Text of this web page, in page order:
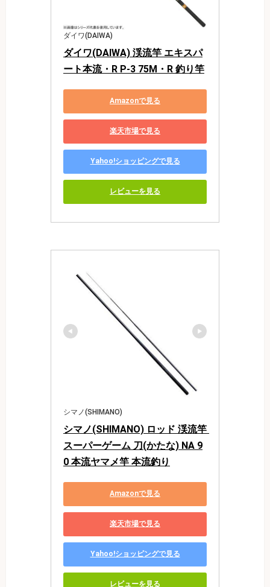
ダイワ(DAIWA)
ダイワ(DAIWA) 渓流竿 エキスパ
ート本流・R P-3 75M・R 釣り竿
Amazonで見る
楽天市場で見る
Yahoo!ショッピングで見る
レビューを見る
シマノ(SHIMANO)
シマノ(SHIMANO) ロッド 渓流竿
スーパーゲーム 刀(かたな) NA 9
0 本流ヤマメ竿 本流釣り
Amazonで見る
楽天市場で見る
Yahoo!ショッピングで見る
レビューを見る